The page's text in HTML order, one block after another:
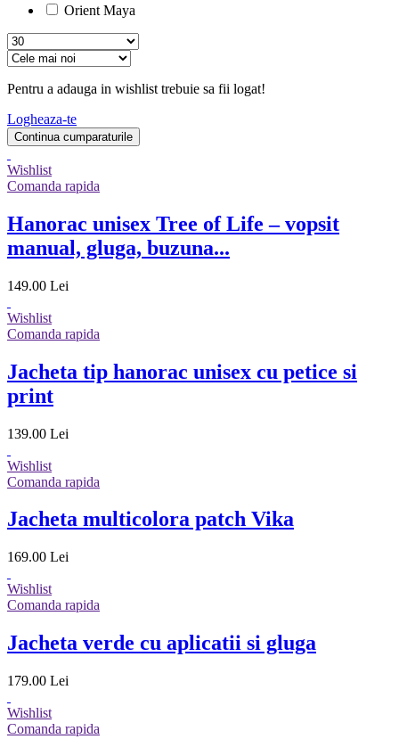
Orient Maya
Pentru a adauga in wishlist trebuie sa fii logat!
Logheaza-te
Continua cumparaturile
Wishlist
Comanda rapida
Hanorac unisex Tree of Life – vopsit
manual, gluga, buzuna...
149.00 Lei
Wishlist
Comanda rapida
Jacheta tip hanorac unisex cu petice si
print
139.00 Lei
Wishlist
Comanda rapida
Jacheta multicolora patch Vika
169.00 Lei
Wishlist
Comanda rapida
Jacheta verde cu aplicatii si gluga
179.00 Lei
Wishlist
Comanda rapida